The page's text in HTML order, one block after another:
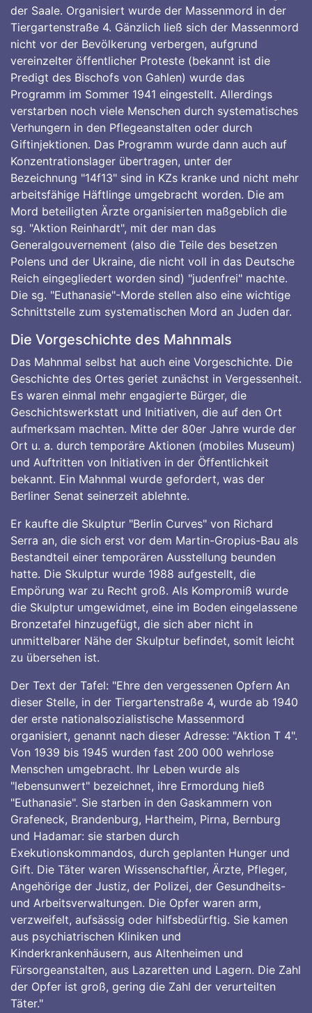
der Saale. Organisiert wurde der Massenmord in der
Tiergartenstraße 4. Gänzlich ließ sich der Massenmord
nicht vor der Bevölkerung verbergen, aufgrund
vereinzelter öffentlicher Proteste (bekannt ist die
Predigt des Bischofs von Gahlen) wurde das
Programm im Sommer 1941 eingestellt. Allerdings
verstarben noch viele Menschen durch systematisches
Verhungern in den Pflegeanstalten oder durch
Giftinjektionen. Das Programm wurde dann auch auf
Konzentrationslager übertragen, unter der
Bezeichnung "14f13" sind in KZs kranke und nicht mehr
arbeitsfähige Häftlinge umgebracht worden. Die am
Mord beteiligten Ärzte organisierten maßgeblich die
sg. "Aktion Reinhardt", mit der man das
Generalgouvernement (also die Teile des besetzen
Polens und der Ukraine, die nicht voll in das Deutsche
Reich eingegliedert worden sind) "judenfrei" machte.
Die sg. "Euthanasie"-Morde stellen also eine wichtige
Schnittstelle zum systematischen Mord an Juden dar.
Die Vorgeschichte des Mahnmals
Das Mahnmal selbst hat auch eine Vorgeschichte. Die
Geschichte des Ortes geriet zunächst in Vergessenheit.
Es waren einmal mehr engagierte Bürger, die
Geschichtswerkstatt und Initiativen, die auf den Ort
aufmerksam machten. Mitte der 80er Jahre wurde der
Ort u. a. durch temporäre Aktionen (mobiles Museum)
und Auftritten von Initiativen in der Öffentlichkeit
bekannt. Ein Mahnmal wurde gefordert, was der
Berliner Senat seinerzeit ablehnte.
Er kaufte die Skulptur "Berlin Curves" von Richard
Serra an, die sich erst vor dem Martin-Gropius-Bau als
Bestandteil einer temporären Ausstellung beunden
hatte. Die Skulptur wurde 1988 aufgestellt, die
Empörung war zu Recht groß. Als Kompromiß wurde
die Skulptur umgewidmet, eine im Boden eingelassene
Bronzetafel hinzugefügt, die sich aber nicht in
unmittelbarer Nähe der Skulptur befindet, somit leicht
zu übersehen ist.
Der Text der Tafel: "Ehre den vergessenen Opfern An
dieser Stelle, in der Tiergartenstraße 4, wurde ab 1940
der erste nationalsozialistische Massenmord
organisiert, genannt nach dieser Adresse: "Aktion T 4".
Von 1939 bis 1945 wurden fast 200 000 wehrlose
Menschen umgebracht. Ihr Leben wurde als
"lebensunwert" bezeichnet, ihre Ermordung hieß
"Euthanasie". Sie starben in den Gaskammern von
Grafeneck, Brandenburg, Hartheim, Pirna, Bernburg
und Hadamar: sie starben durch
Exekutionskommandos, durch geplanten Hunger und
Gift. Die Täter waren Wissenschaftler, Ärzte, Pfleger,
Angehörige der Justiz, der Polizei, der Gesundheits-
und Arbeitsverwaltungen. Die Opfer waren arm,
verzweifelt, aufsässig oder hilfsbedürftig. Sie kamen
aus psychiatrischen Kliniken und
Kinderkrankenhäusern, aus Altenheimen und
Fürsorgeanstalten, aus Lazaretten und Lagern. Die Zahl
der Opfer ist groß, gering die Zahl der verurteilten
Täter."